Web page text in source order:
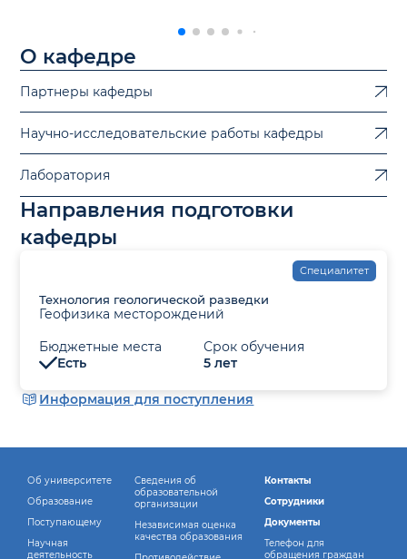
О кафедре
Партнеры кафедры
Научно-исследовательские работы кафедры
Лаборатория
Направления подготовки
кафедры
Технология геологической разведки
Геофизика месторождений
Бюджетные места
Есть
Срок обучения
5 лет
Специалитет
Информация для поступления
Об университете
Образование
Поступающему
Научная
деятельность
Сведения об
образовательной
организации
Независимая оценка
качества образования
Контакты
Сотрудники
Документы
Телефон для
обращения граждан